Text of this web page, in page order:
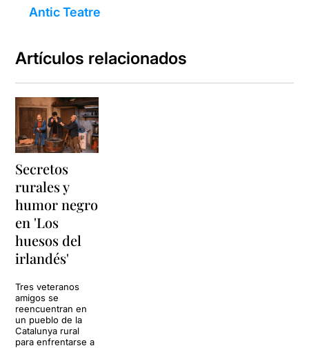
Antic Teatre
Artículos relacionados
Secretos
rurales y
humor negro
en 'Los
huesos del
irlandés'
Tres veteranos
amigos se
reencuentran en
un pueblo de la
Catalunya rural
para enfrentarse a